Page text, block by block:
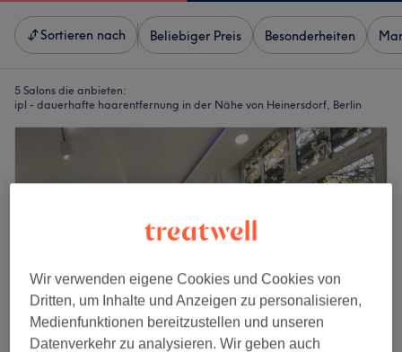
Sortieren nach Beliebiger Preis Besonderheiten
5 Salons die anbieten:
ipl - dauerhafte haarentfernung in der Nähe von Heinersdorf, Berlin
Wir verwenden eigene Cookies und Cookies von
Dritten, um Inhalte und Anzeigen zu personalisieren,
Medienfunktionen bereitzustellen und unseren
Datenverkehr zu analysieren. Wir geben auch